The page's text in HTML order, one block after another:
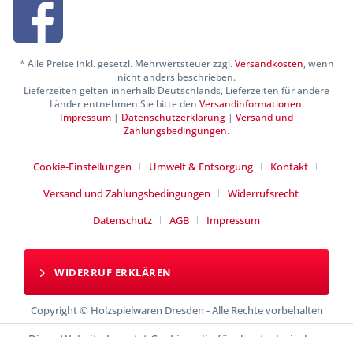
* Alle Preise inkl. gesetzl. Mehrwertsteuer zzgl.Versandkosten, wenn
nicht anders beschrieben.
Lieferzeiten gelten innerhalb Deutschlands, Lieferzeiten für andere
Länder entnehmen Sie bitte den Versandinformationen.
Impressum | Datenschutzerklärung | Versand und
Zahlungsbedingungen.
Cookie-Einstellungen Umwelt & Entsorgung
Kontakt
Versand und Zahlungsbedingungen
Widerrufsrecht
Datenschutz
AGB Impressum
WIDERRUF ERKLÄREN
Copyright © Holzspielwaren Dresden - Alle Rechte vorbehalten